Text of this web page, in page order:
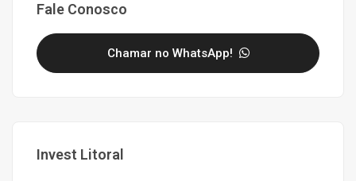
Fale Conosco
Chamar no WhatsApp!
Invest Litoral